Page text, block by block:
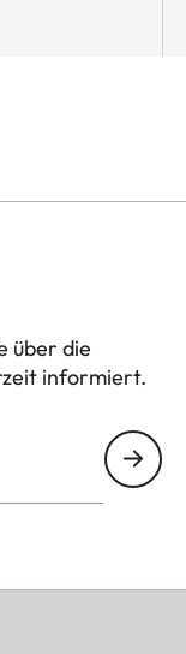
über die
informiert.